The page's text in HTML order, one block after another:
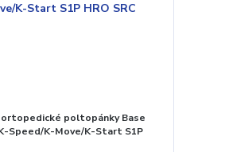
poltopánky Base
Speed/K-Move/K-Start S1P